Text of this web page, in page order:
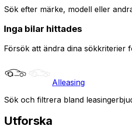
Sök efter märke, modell eller
Inga bilar hittades
Försök att ändra dina sökkriterier
Alleasing
Sök och filtrera bland
Utforska